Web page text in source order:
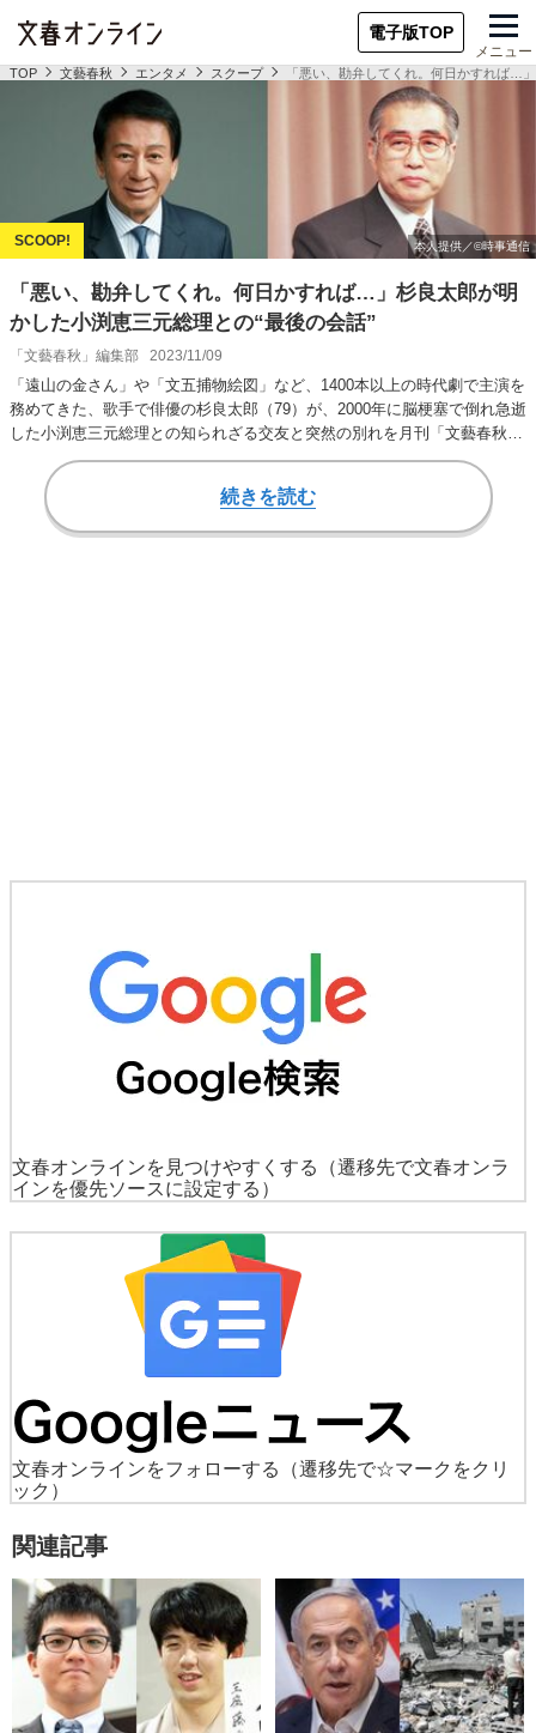
電子版TOP
メニュー
TOP 文藝春秋 エンタメ スクープ 「悪い、勘弁してくれ。何日かすれば…
「悪い、勘弁してくれ。何日かすれば…」杉良太郎が明
かした小渕恵三元総理との“最後の会話”
「文藝春秋」編集部 2023/11/09
「遠山の金さん」や「文五捕物絵図」など、1400本以上の時代劇で主演を
務めてきた、歌手で俳優の杉良太郎（79）が、2000年に脳梗塞で倒れ急逝
した小渕恵三元総理との知られざる交友と突然の別れを月刊「文藝春秋」
に語った…
続きを読む
文春オンラインを見つけやすくする
（遷移先で文春オンラ
インを優先ソースに設定する）
文春オンラインをフォローする
（遷移先で☆マークをクリ
ック）
関連記事